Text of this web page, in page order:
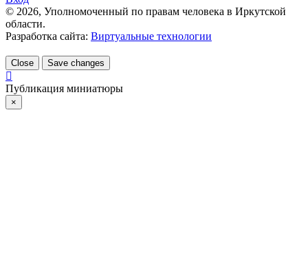
© 2026, Уполномоченный по правам человека в Иркутской
области.
Разработка сайта: Виртуальные технологии
Close Save changes
Публикация миниатюры
×